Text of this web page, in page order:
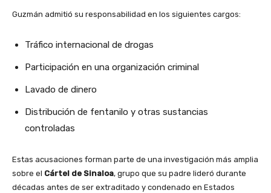
Guzmán admitió su responsabilidad en los siguientes cargos:
Tráfico internacional de drogas
Participación en una organización criminal
Lavado de dinero
Distribución de fentanilo y otras sustancias
controladas
Estas acusaciones forman parte de una investigación más amplia
sobre el Cártel de Sinaloa, grupo que su padre lideró durante
décadas antes de ser extraditado y condenado en Estados